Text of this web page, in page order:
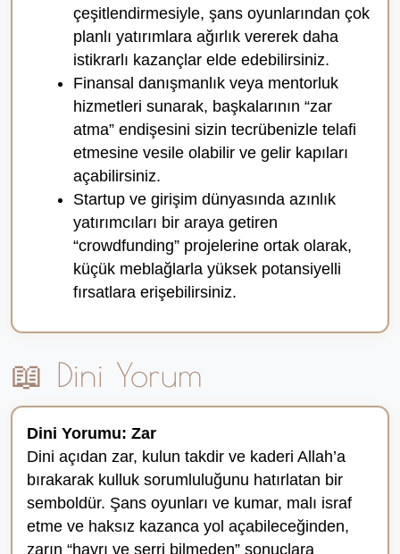
çeşitlendirmesiyle, şans oyunlarından çok
planlı yatırımlara ağırlık vererek daha
istikrarlı kazançlar elde edebilirsiniz.
Finansal danışmanlık veya mentorluk
hizmetleri sunarak, başkalarının “zar
atma” endişesini sizin tecrübenizle telafi
etmesine vesile olabilir ve gelir kapıları
açabilirsiniz.
Startup ve girişim dünyasında azınlık
yatırımcıları bir araya getiren
“crowdfunding” projelerine ortak olarak,
küçük meblağlarla yüksek potansiyelli
fırsatlara erişebilirsiniz.
📖 Dini Yorum
Dini Yorumu: Zar
Dini açıdan zar, kulun takdir ve kaderi Allah’a
bırakarak kulluk sorumluluğunu hatırlatan bir
semboldür. Şans oyunları ve kumar, malı israf
etme ve haksız kazanca yol açabileceğinden,
zarın “hayrı ve şerri bilmeden” sonuçlara